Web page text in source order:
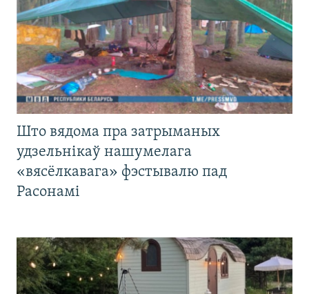
Што вядома пра затрыманых
удзельнікаў нашумелага
«вясёлкавага» фэстывалю пад
Расонамі